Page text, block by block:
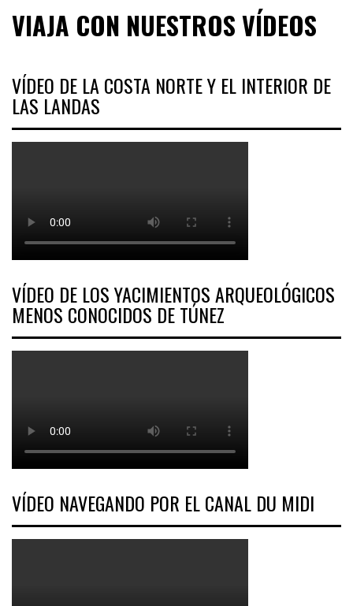
VIAJA CON NUESTROS VÍDEOS
VÍDEO DE LA COSTA NORTE Y EL INTERIOR DE
LAS LANDAS
VÍDEO DE LOS YACIMIENTOS ARQUEOLÓGICOS
MENOS CONOCIDOS DE TÚNEZ
VÍDEO NAVEGANDO POR EL CANAL DU MIDI